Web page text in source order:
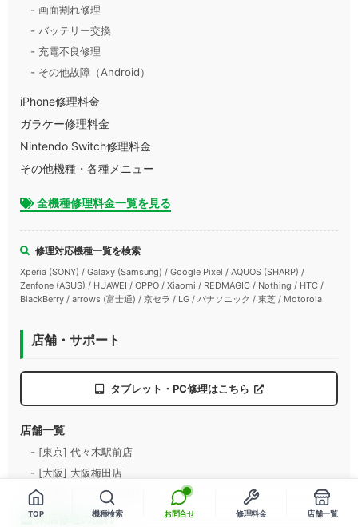
TOP 機種検索 お問合せ 修理料金 店舗一覧
- 画面割れ修理
- バッテリー交換
- 充電不良修理
- その他故障（Android）
iPhone修理料金
ガラケー修理料金
Nintendo Switch修理料金
その他機種・各種メニュー
全機種修理料金一覧を見る
修理対応機種一覧を検索
Xperia (SONY) / Galaxy (Samsung) / Google Pixel / AQUOS (SHARP) /
Zenfone (ASUS) / HUAWEI / OPPO / Xiaomi / REDMAGIC / Nothing / HTC /
BlackBerry / arrows (富士通) / 京セラ / LG / パナソニック / 東芝 / Motorola
店舗・サポート
タブレット・PC修理はこちら
店舗一覧
- [東京] 代々木駅前店
- [大阪] 大阪梅田店
- [滋賀] エルティ932店
来店修理の流れ